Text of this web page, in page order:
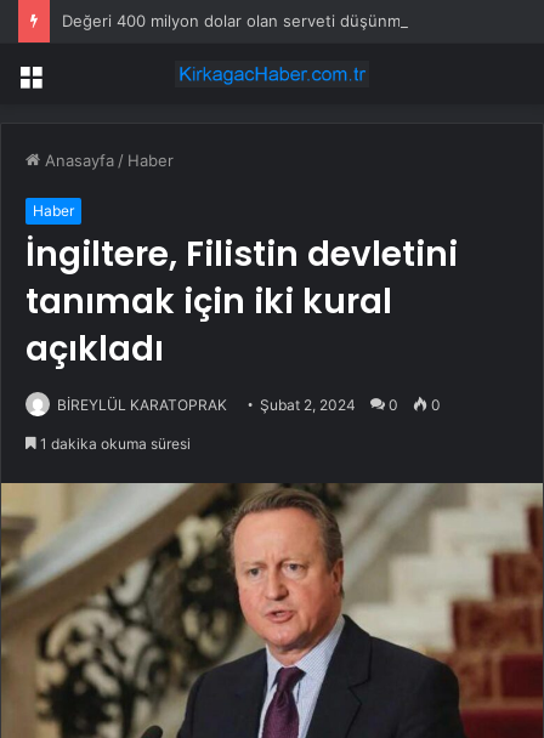
Menü
Anasayfa / Haber
Haber
İngiltere, Filistin devletini
tanımak için iki kural
açıkladı
BİREYLÜL KARATOPRAK Şubat 2, 2024 0 0
1 dakika okuma süresi